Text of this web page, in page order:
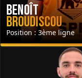
Benoît
Broudiscou
Position : 3ème ligne